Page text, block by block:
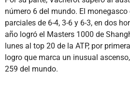
número 6 del mundo. El monegasco
parciales de 6-4, 3-6 y 6-3, en dos
año logró el Masters 1000 de
lunes al top 20 de la ATP, por
logro que marca un inusual
259 del mundo.